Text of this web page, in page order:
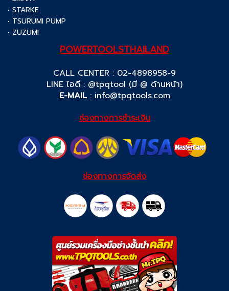
• STARKE
• TSURUMI PUMP
• ZUZUMI
POWERTOOLSTHAILAND
CALL CENTER : 02-4898958-9
LINE ไอดี : @tpqtool (มี @ ด้านหน้า)
E-MAIL: info@tpqtools.com
ช่องทางการชำระเงิน
ช่องทางการจัดส่ง